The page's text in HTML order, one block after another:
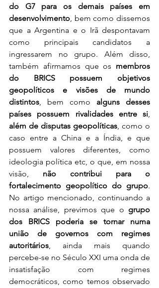
do G7 para os demais países em
desenvolvimento, bem como dissemos
que a Argentina e o Irã despontavam
como principais candidatos a
ingressarem no grupo. Além disso,
também afirmamos que os membros
do BRICS possuem objetivos
geopolíticos e visões de mundo
distintos, bem como alguns desses
países possuem rivalidades entre si
além de disputas geopolíticas, como o
caso entre a China e a Índia, e que
possuem valores diferentes, como
ideologia política etc, o que, em nossa
visão, não contribui para o
fortalecimento geopolítico do grupo.
No artigo mencionado, continuando a
nossa análise, previmos que o grupo
dos BRICS poderia se tornar numa
união de governos com regimes
autoritários, ainda mais quando
percebe-se no Século XXI uma onda de
insatisfação com regimes
democráticos, como temos observado